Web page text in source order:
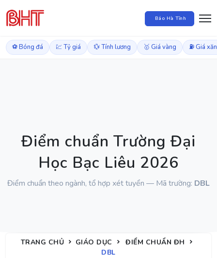
Báo Hà Tĩnh
⚽ Bóng đá 💹 Tỷ giá 💱 Tính lương 🥇 Giá vàng ⛽ Giá
Điểm chuẩn Trường Đại
Học Bạc Liêu 2026
Điểm chuẩn theo ngành, tổ hợp xét tuyển — Mã trường: DBL
TRANG CHỦ GIÁO DỤC
ĐIỂM CHUẨN ĐH
DBL